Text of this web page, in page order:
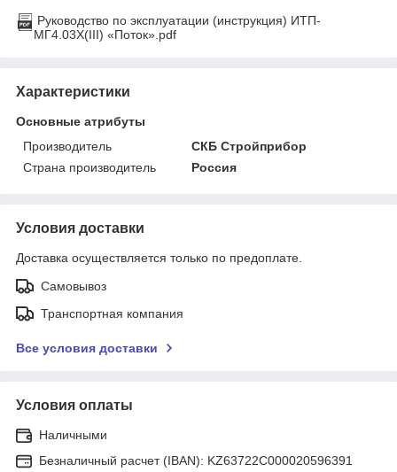
Руководство по эксплуатации (инструкция) ИТП-
МГ4.03Х(III) «Поток».pdf
Характеристики
Основные атрибуты
Производитель
СКБ Стройприбор
Страна производитель
Россия
Условия доставки
Доставка осуществляется только по предоплате.
Самовывоз
Транспортная компания
Все условия доставки
Условия оплаты
Наличными
Безналичный расчет (IBAN): KZ63722C000020596391